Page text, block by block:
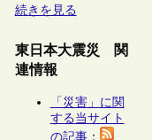
続きを見る
東日本大震災 関
連情報
「災害」に関
する当サイト
の記事：